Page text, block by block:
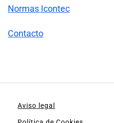
Normas Icontec
Contacto
Aviso legal